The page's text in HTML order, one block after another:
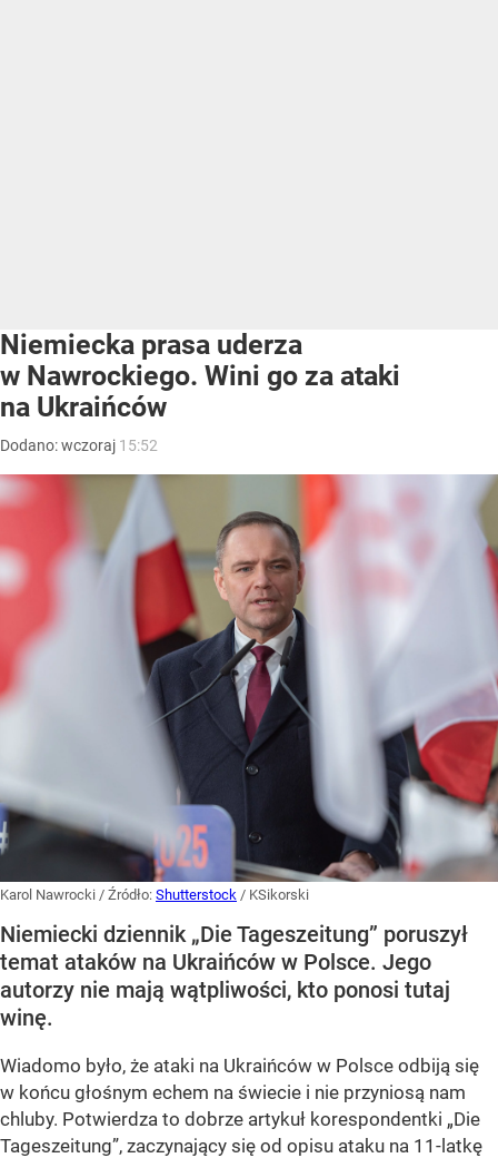
Niemiecka prasa uderza
w Nawrockiego. Wini go za ataki
na Ukraińców
Dodano:wczoraj 15:52
Karol Nawrocki / Źródło: Shutterstock / KSikorski
Niemiecki dziennik „Die Tageszeitung” poruszył
temat ataków na Ukraińców w Polsce. Jego
autorzy nie mają wątpliwości, kto ponosi tutaj
winę.
Wiadomo było, że ataki na Ukraińców w Polsce odbiją się
w końcu głośnym echem na świecie i nie przyniosą nam
chluby. Potwierdza to dobrze artykuł korespondentki „Die
Tageszeitung”, zaczynający się od opisu ataku na 11-latkę